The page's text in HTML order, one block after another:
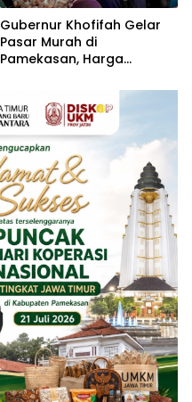
Gubernur Khofifah Gelar
Pasar Murah di
Pamekasan, Harga
Jaga Daya Beli Warga